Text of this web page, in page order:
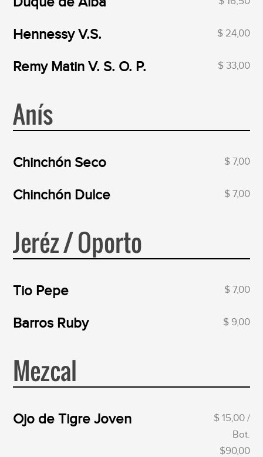
Hennessy V.S. $ 24,00
Remy Matin V. S. O. P. $ 33,00
Anís
Chinchón Seco $ 7,00
Chinchón Dulce $ 7,00
Jeréz / Oporto
Tio Pepe $ 7,00
Barros Ruby $ 9,00
Mezcal
Ojo de Tigre Joven
$ 15,00 /
Bot.
$90,00